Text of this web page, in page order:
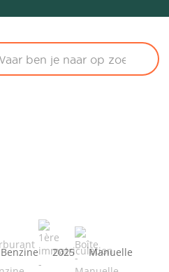
Benzine 2025 Manuelle